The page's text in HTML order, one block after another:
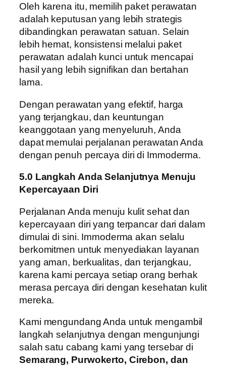
Oleh karena itu, memilih paket perawatan
adalah keputusan yang lebih strategis
dibandingkan perawatan satuan. Selain
lebih hemat, konsistensi melalui paket
perawatan adalah kunci untuk mencapai
hasil yang lebih signifikan dan bertahan
lama.
Dengan perawatan yang efektif, harga
yang terjangkau, dan keuntungan
keanggotaan yang menyeluruh, Anda
dapat memulai perjalanan perawatan Anda
dengan penuh percaya diri di Immoderma.
5.0 Langkah Anda Selanjutnya Menuju
Kepercayaan Diri
Perjalanan Anda menuju kulit sehat dan
kepercayaan diri yang terpancar dari dalam
dimulai di sini. Immoderma akan selalu
berkomitmen untuk menyediakan layanan
yang aman, berkualitas, dan terjangkau,
karena kami percaya setiap orang berhak
merasa percaya diri dengan kesehatan kulit
mereka.
Kami mengundang Anda untuk mengambil
langkah selanjutnya dengan mengunjungi
salah satu cabang kami yang tersebar di
Semarang, Purwokerto, Cirebon, dan